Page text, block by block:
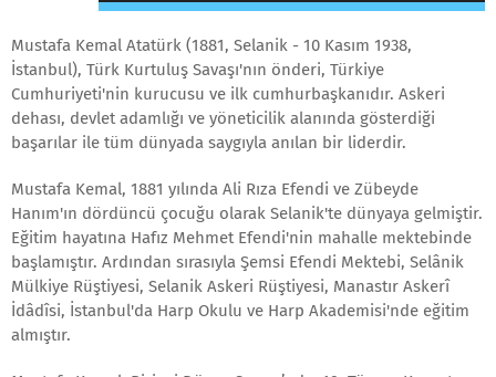
Mustafa Kemal Atatürk (1881, Selanik - 10 Kasım 1938,
İstanbul), Türk Kurtuluş Savaşı'nın önderi, Türkiye
Cumhuriyeti'nin kurucusu ve ilk cumhurbaşkanıdır. Askeri
dehası, devlet adamlığı ve yöneticilik alanında gösterdiği
başarılar ile tüm dünyada saygıyla anılan bir liderdir.
Mustafa Kemal, 1881 yılında Ali Rıza Efendi ve Zübeyde
Hanım'ın dördüncü çocuğu olarak Selanik'te dünyaya gelmiştir.
Eğitim hayatına Hafız Mehmet Efendi'nin mahalle mektebinde
başlamıştır. Ardından sırasıyla Şemsi Efendi Mektebi, Selânik
Mülkiye Rüştiyesi, Selanik Askeri Rüştiyesi, Manastır Askerî
İdâdîsi, İstanbul'da Harp Okulu ve Harp Akademisi'nde eğitim
almıştır.